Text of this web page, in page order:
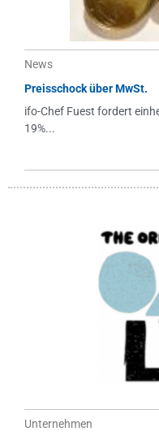
News
Preisschock über MwSt.
ifo-Chef Fuest fordert
19%...
Unternehmen